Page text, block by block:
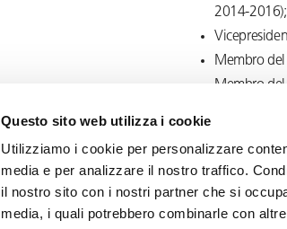
Questo sito web utilizza i cookie
Utilizziamo i cookie per personalizzare
media e per analizzare il nostro traffico.
il nostro sito con i nostri partner che si
media, i quali potrebbero combinarle con
2014-2016);
Membro
Membro del